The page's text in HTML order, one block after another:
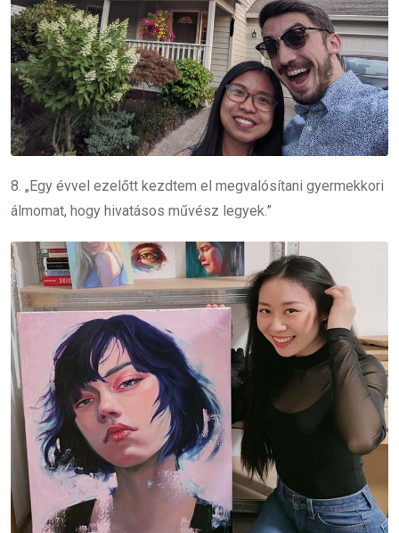
8. „Egy évvel ezelőtt kezdtem el megvalósítani gyermekkori
álmomat, hogy hivatásos művész legyek.”